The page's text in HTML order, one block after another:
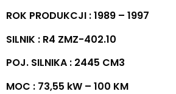
ROK PRODUKCJI : 1989 – 1997
SILNIK : R4 ZMZ-402.10
POJ. SILNIKA : 2445 CM3
MOC : 73,55 kW – 100 KM